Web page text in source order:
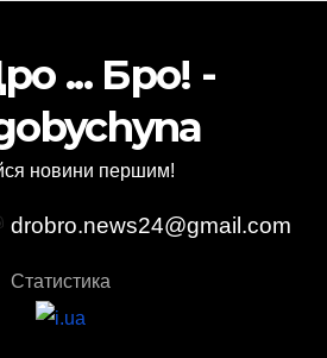
... Бро! -
новини першим!
drobro.news24@gmail.com
Статистика